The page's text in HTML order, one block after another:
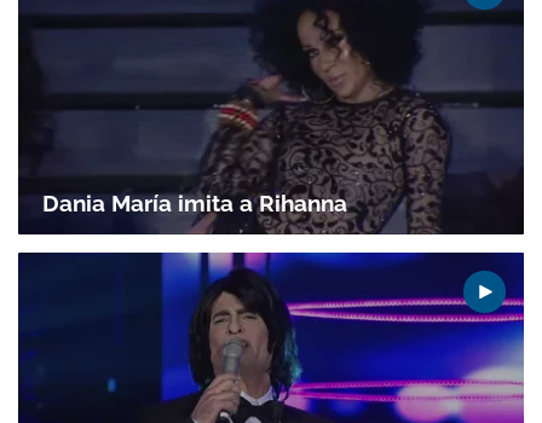
Gracias por suscribirte a nuestro boletín.
ACEPTAR
Dania María imita a Rihanna